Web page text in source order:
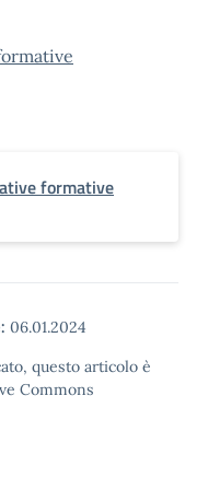
formative
06.01.2024
questo articolo è
Commons